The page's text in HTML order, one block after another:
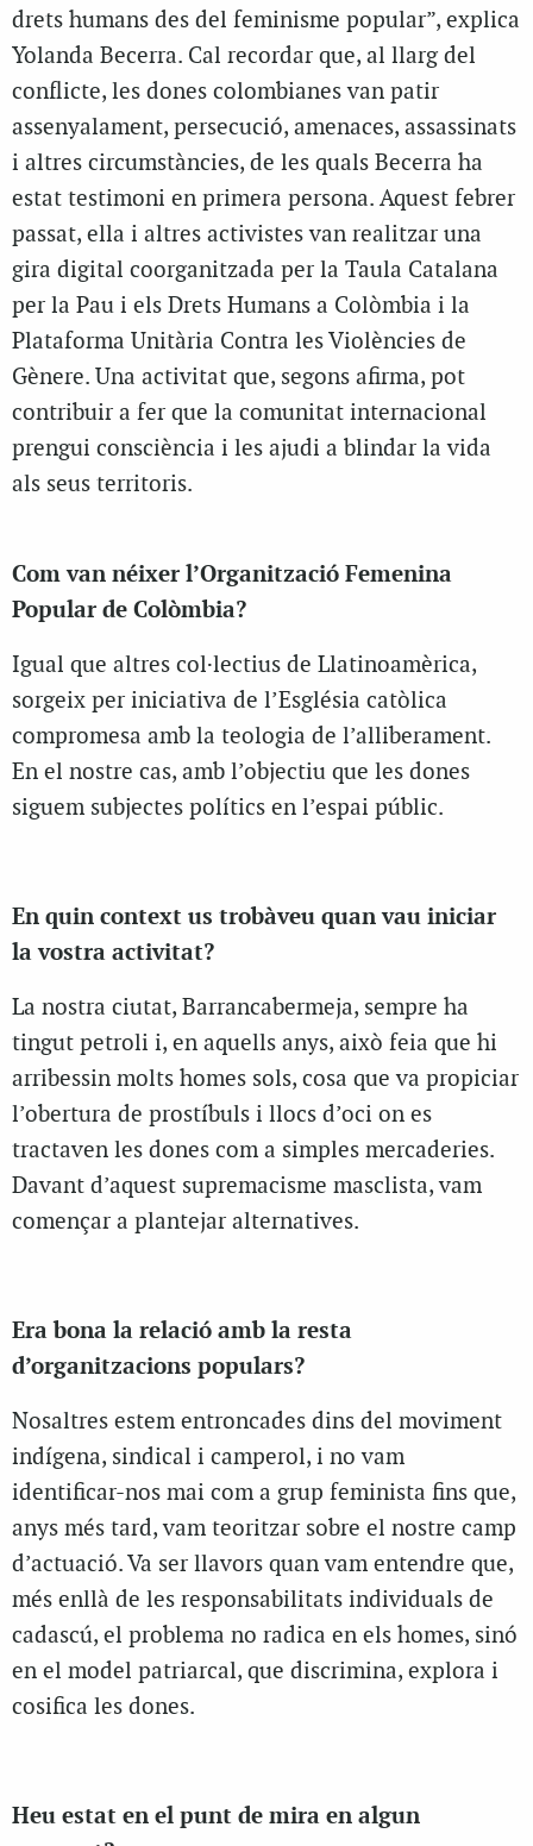
drets humans des del feminisme popular”, explica
Yolanda Becerra. Cal recordar que, al llarg del
conflicte, les dones colombianes van patir
assenyalament, persecució, amenaces, assassinats
i altres circumstàncies, de les quals Becerra ha
estat testimoni en primera persona. Aquest febrer
passat, ella i altres activistes van realitzar una
gira digital coorganitzada per la Taula Catalana
per la Pau i els Drets Humans a Colòmbia i la
Plataforma Unitària Contra les Violències de
Gènere. Una activitat que, segons afirma, pot
contribuir a fer que la comunitat internacional
prengui consciència i les ajudi a blindar la vida
als seus territoris.
Com van néixer l’Organització Femenina
Popular de Colòmbia?
Igual que altres col·lectius de Llatinoamèrica,
sorgeix per iniciativa de l’Església catòlica
compromesa amb la teologia de l’alliberament.
En el nostre cas, amb l’objectiu que les dones
siguem subjectes polítics en l’espai públic.
En quin context us trobàveu quan vau iniciar
la vostra activitat?
La nostra ciutat, Barrancabermeja, sempre ha
tingut petroli i, en aquells anys, això feia que hi
arribessin molts homes sols, cosa que va propiciar
l’obertura de prostíbuls i llocs d’oci on es
tractaven les dones com a simples mercaderies.
Davant d’aquest supremacisme masclista, vam
començar a plantejar alternatives.
Era bona la relació amb la resta
d’organitzacions populars?
Nosaltres estem entroncades dins del moviment
indígena, sindical i camperol, i no vam
identificar-nos mai com a grup feminista fins que,
anys més tard, vam teoritzar sobre el nostre camp
d’actuació. Va ser llavors quan vam entendre que,
més enllà de les responsabilitats individuals de
cadascú, el problema no radica en els homes, sinó
en el model patriarcal, que discrimina, explora i
cosifica les dones.
Heu estat en el punt de mira en algun